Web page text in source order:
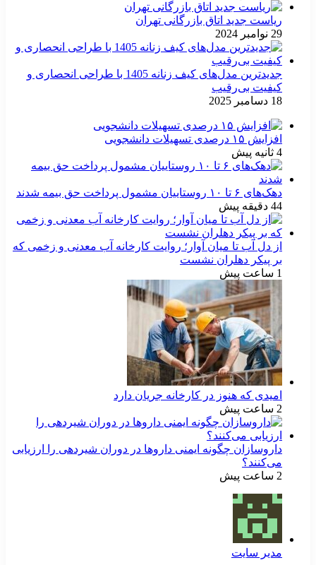
ریاست جدید اتاق بازرگانی تهران
29 نوامبر 2024
جدیدترین مدل‌های کیف زنانه 1405 با طراحی انحصاری و
کیفیت بی‌رقیب
18 دسامبر 2025
افزایش ۱۵ درصدی تسهیلات دانشجویی
4 ثانیه پیش
دهک‌های ۶ تا ۱۰ روستاییان مشمول پرداخت حق بیمه شدند
44 دقیقه پیش
از دل آب تا میان آوار؛ روایت کارخانه آب معدنی و زخمی که
بر پیکر دهلران نشست
1 ساعت پیش
امیدی که هنوز در کارخانه جریان دارد
2 ساعت پیش
داروسازان چگونه ایمنی داروها در دوران شیردهی را ارزیابی
می‌کنند؟
2 ساعت پیش
مدیر سایت